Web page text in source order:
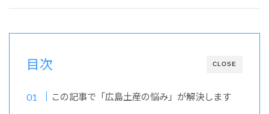
CLOSE
目次
この記事で「広島土産の悩み」が解決します